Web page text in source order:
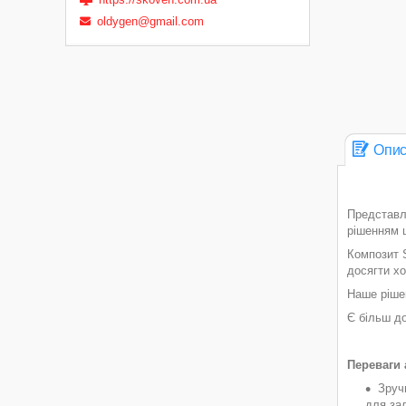
рішенням
Композит
досягти
Наше
Є більш
Переваги
oldygen@gmail.com